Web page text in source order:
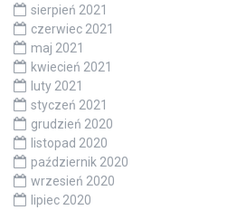
sierpień 2021
czerwiec 2021
maj 2021
kwiecień 2021
luty 2021
styczeń 2021
grudzień 2020
listopad 2020
październik 2020
wrzesień 2020
lipiec 2020